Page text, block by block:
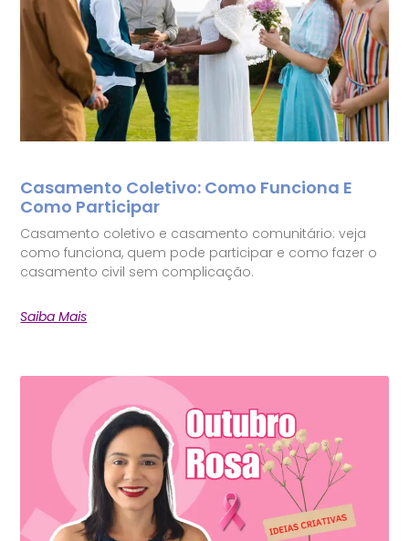
Casamento Coletivo: Como Funciona E
Como Participar
Casamento coletivo e casamento comunitário: veja
como funciona, quem pode participar e como fazer o
casamento civil sem complicação.
Saiba Mais